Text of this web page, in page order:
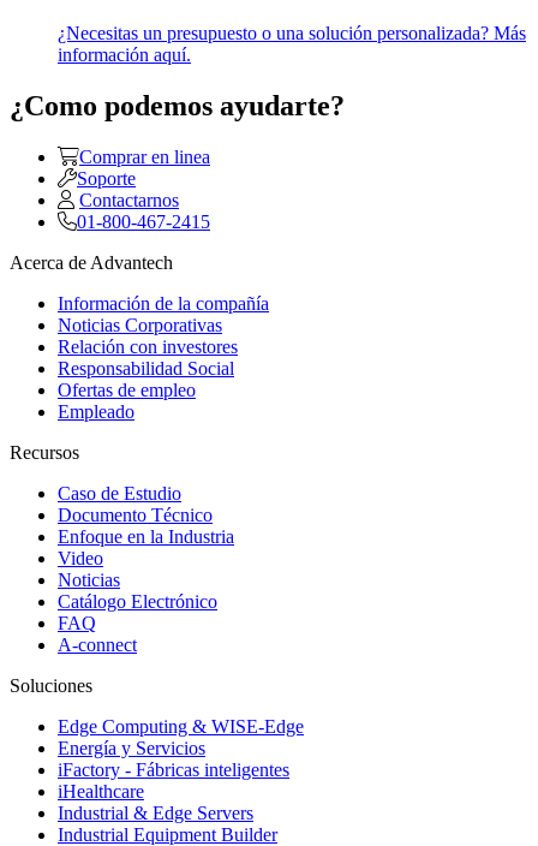
¿Necesitas un presupuesto o una solución personalizada? Más
información aquí.
¿Como podemos ayudarte?
Comprar en linea
Soporte
Contactarnos
01-800-467-2415
Acerca de Advantech
Información de la compañía
Noticias Corporativas
Relación con investores
Responsabilidad Social
Ofertas de empleo
Empleado
Recursos
Caso de Estudio
Documento Técnico
Enfoque en la Industria
Video
Noticias
Catálogo Electrónico
FAQ
A-connect
Soluciones
Edge Computing & WISE-Edge
Energía y Servicios
iFactory - Fábricas inteligentes
iHealthcare
Industrial & Edge Servers
Industrial Equipment Builder